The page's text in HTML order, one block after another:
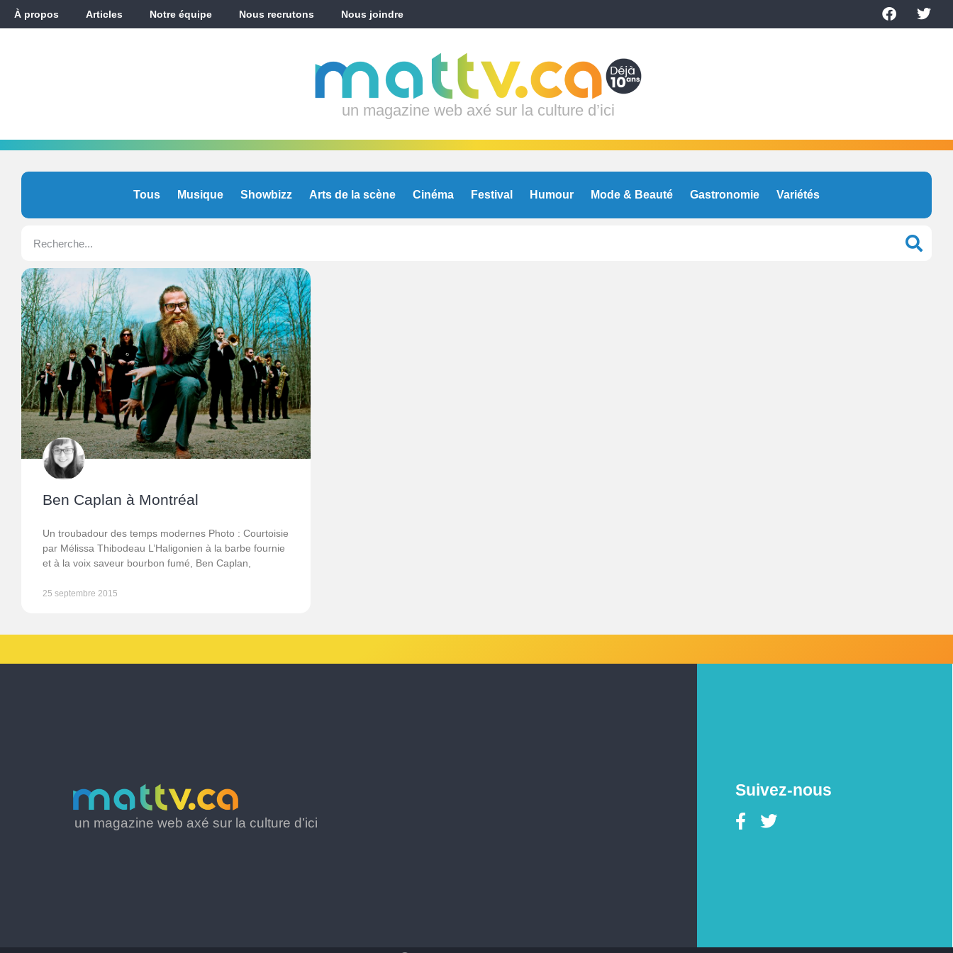
À propos Articles Notre équipe Nous recrutons Nous joindre
un magazine web axé sur la culture d’ici
Tous Musique Showbizz Arts de la scène Cinéma Festival Humour Mode & Beauté Gastronomie Variétés
Ben Caplan à Montréal
Un troubadour des temps modernes Photo : Courtoisie
par Mélissa Thibodeau L’Haligonien à la barbe fournie
et à la voix saveur bourbon fumé, Ben Caplan,
25 septembre 2015
un magazine web axé sur la culture d’ici
Suivez-nous